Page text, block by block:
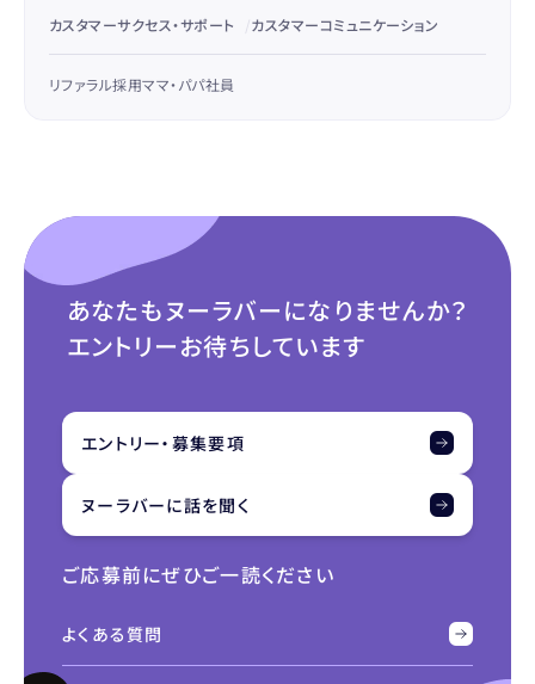
カスタマーサクセス・サポート カスタマーコミュニケーション
リファラル採用ママ・パパ社員
あなたもヌーラバーになりませんか？
エントリーお待ちしています
エントリー・募集要項
ヌーラバーに話を聞く
ご応募前にぜひご一読ください
よくある質問